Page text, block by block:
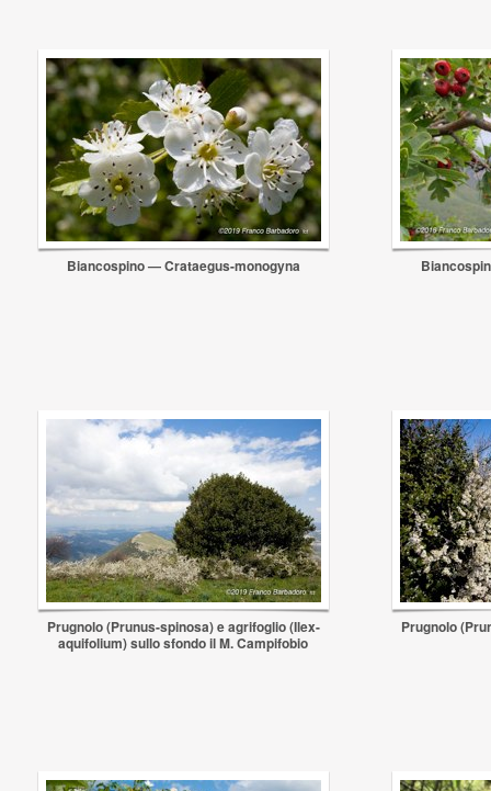
Biancospino — Crataegus-monogyna
Prugnolo (Prunus-spinosa) e agrifoglio (Ilex-
aquifolium) sullo sfondo il M. Campifobio
Prugnolo